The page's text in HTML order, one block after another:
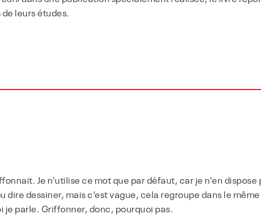
leurs études.
Je n'utilise ce mot que par défaut, car je n'en dispose
dire dessiner, mais c’est vague, cela regroupe dans le
je parle. Griffonner, donc, pourquoi pas.